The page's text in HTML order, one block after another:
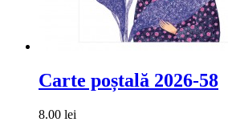
Carte poștală 2026-58
8.00 lei